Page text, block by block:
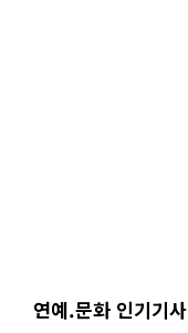
연예.문화 인기기사